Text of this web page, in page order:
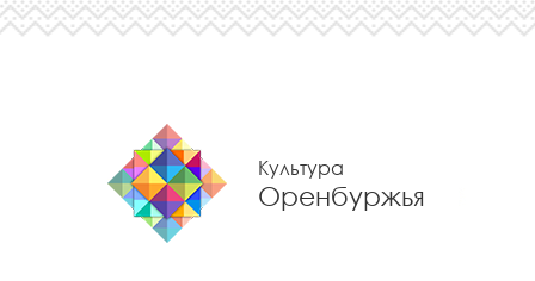
Культура
Оренбуржья